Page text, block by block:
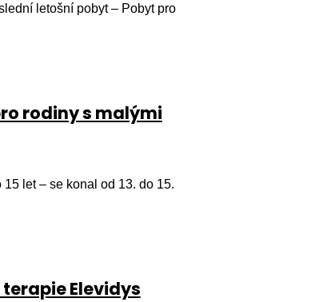
letošní pobyt – Pobyt pro
rodiny s malými
let – se konal od 13. do 15.
Elevidys